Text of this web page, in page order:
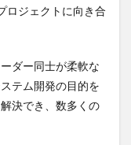
ロジェクトに向き合
ダー同士が柔軟な
テム開発の目的を
決でき、数多くの